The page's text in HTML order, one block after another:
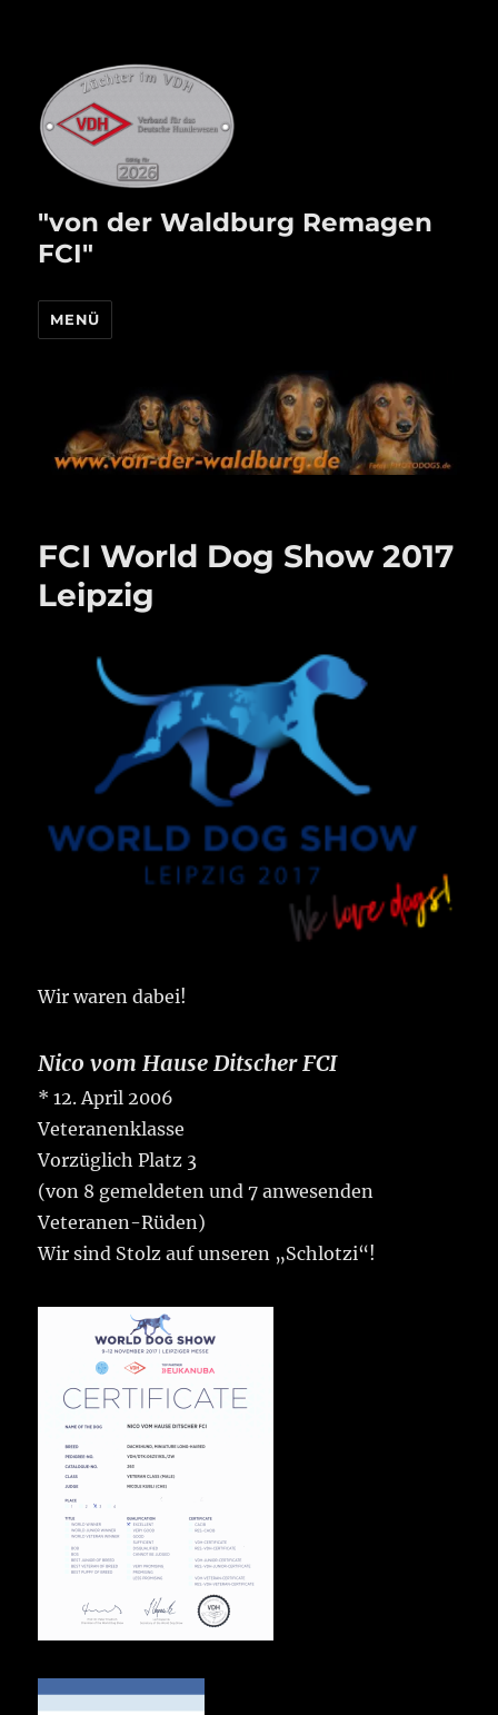
"von der Waldburg Remagen
FCI"
MENÜ
FCI World Dog Show 2017
Leipzig
Wir waren dabei!
Nico vom Hause Ditscher FCI
* 12. April 2006
Veteranenklasse
Vorzüglich Platz 3
(von 8 gemeldeten und 7 anwesenden
Veteranen-Rüden)
Wir sind Stolz auf unseren „Schlotzi“!